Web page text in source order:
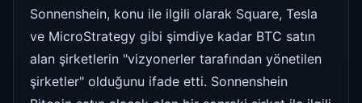
Sonnenshein, konu ile ilgili olarak Square, Tesla
ve MicroStrategy gibi şimdiye kadar BTC satın
alan şirketlerin "vizyonerler tarafından yönetilen
şirketler" olduğunu ifade etti. Sonnenshein